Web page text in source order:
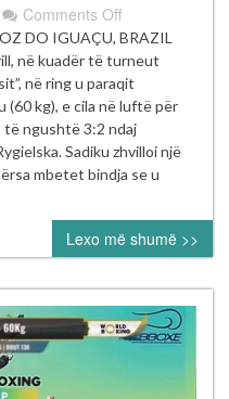
Comments Offon
Donjeta
Sadiku
ndalet
në
çerekfinale
pas
një
të
diskutueshëm
në
Kupën
Botërore
të
DO IGUAÇU, BRAZIL
në kuadër të turneut
në ring u paraqit
(60 kg), e cila në luftë për
të ngushtë 3:2 ndaj
Sadiku zhvilloi një
mbetet bindja se u
Lexo më shumë >>